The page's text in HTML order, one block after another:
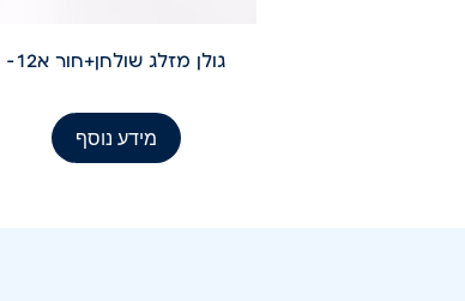
גולן מזלג שולחן+חור א12-
מידע נוסף